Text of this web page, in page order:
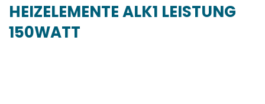
HEIZELEMENTE ALK1 LEISTUNG
150WATT